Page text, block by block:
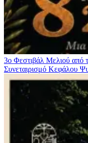
3ο Φεστιβάλ Μελιού από
Συνεταιρισμό Κεφάλου